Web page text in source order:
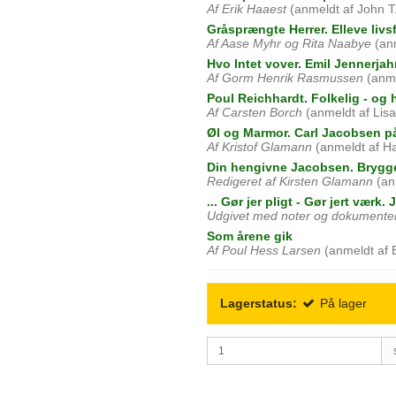
Af Erik Haaest(anmeldt af John
Gråsprængte Herrer. Elleve
Af Aase Myhr og Rita Naabye
Hvo Intet vover. Emil
Af Gorm Henrik Rasmussen
Poul Reichhardt. Folkelig - og
Af Carsten Borch (anmeldt af
Øl og Marmor. Carl Jacobsen
Af Kristof Glamann (anmeldt af
Din hengivne Jacobsen.
Redigeret af Kirsten Glamann
... Gør jer pligt - Gør jert værk.
Udgivet med noter og
Som årene gik
Af Poul Hess Larsen (anmeldt af
Lagerstatus: På lager